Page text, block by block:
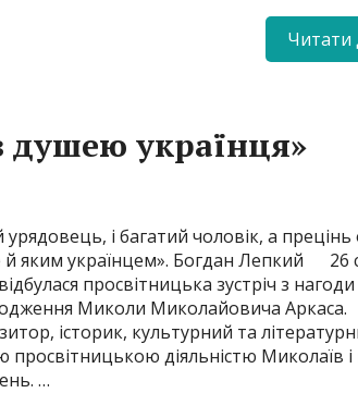
Читати
душею українця»
і багатий чоловік, а прецінь
яким українцем». Богдан Лепкий 26
просвітницька зустріч з
Миколи Миколайовича Аркаса.
історик, культурний та
просвітницькою діяльністю Миколаїв і
…